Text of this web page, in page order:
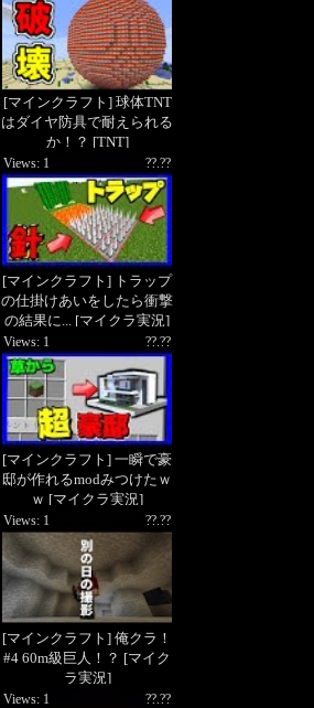
[マインクラフト] 球体TNT
はダイヤ防具で耐えられる
か！？ [TNT]
[マインクラフト] トラップ
の仕掛けあいをしたら衝撃
の結果に... [マイクラ実況]
??.??
Views: 1
[マインクラフト] 一瞬で豪
邸が作れるmodみつけたｗ
ｗ [マイクラ実況]
??.??
Views: 1
[マインクラフト] 俺クラ！
#4 60m級巨人！？ [マイク
ラ実況]
??.??
Views: 1
??.??
Views: 1